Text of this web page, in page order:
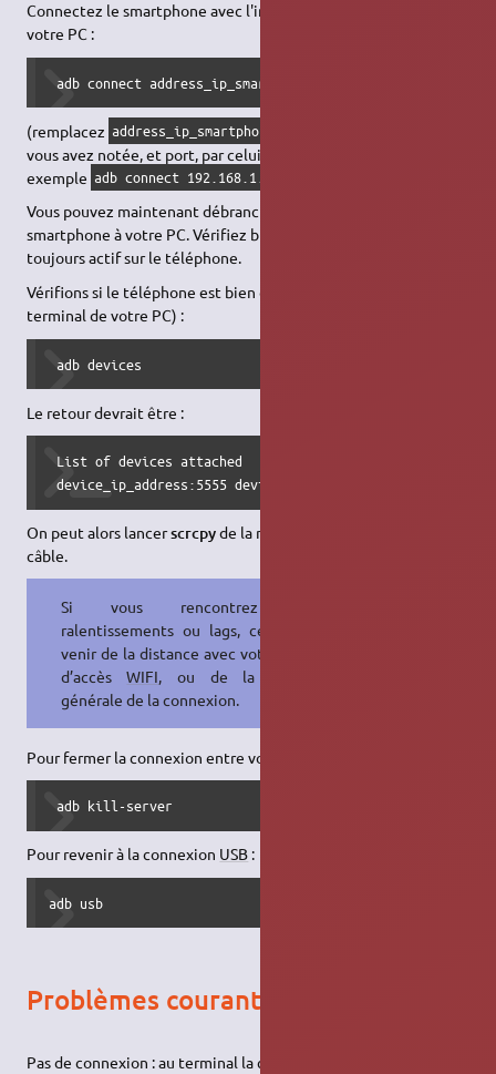
Connectez le smartphone avec l'instruction dans le terminal de
votre PC :
adb connect address_ip_smartphone:port
(remplacez address_ip_smartphone
vous avez notée, et port, par celui défini ci-dessus - par
exemple adb connect 192.168.1.14:5555
Vous pouvez maintenant débrancher le câble
smartphone à votre PC. Vérifiez bien que le débogage
toujours actif sur le téléphone.
Vérifions si le téléphone est bien connecté (toujours au
terminal de votre PC) :
adb devices
Le retour devrait être :
List of devices attached
device_ip_address:5555 device
On peut alors lancerscrcpyde la même manière qu'avec un
câble.
Si vous rencontrez des
ralentissements ou lags, cela peut
venir de la distance avec votre point
d’accèsWIFI, ou de la qualité
générale de la connexion.
Pour fermer la connexion entre votre smartphone et votre PC :
adb kill-server
Pour revenir à la connexion USB :
adb usb
Problèmes courants
Pas de connexion : au terminal la commande